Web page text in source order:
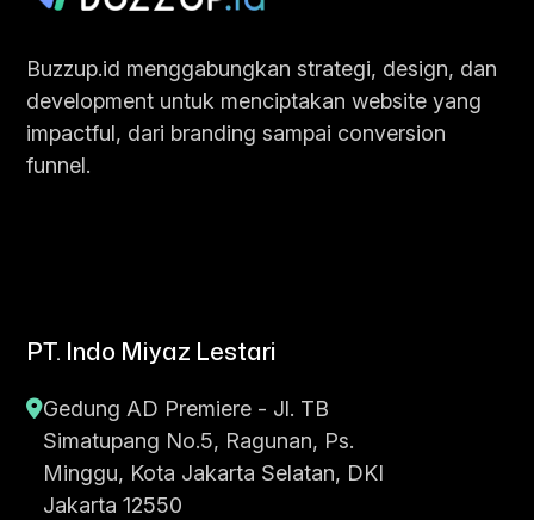
Buzzup.id menggabungkan strategi, design, dan
development untuk menciptakan website yang
impactful, dari branding sampai conversion
funnel.
PT. Indo Miyaz Lestari
Gedung AD Premiere - Jl. TB
Simatupang No.5, Ragunan, Ps.
Minggu, Kota Jakarta Selatan, DKI
Jakarta 12550